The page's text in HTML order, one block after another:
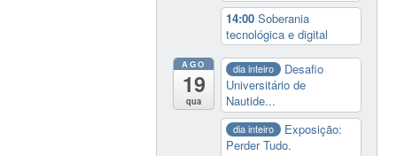
14:00Soberania
tecnológica e digital
AGO
19
qua
dia inteiro
Desafio
Universitário de
Nautide...
dia inteiro
Exposição:
Perder Tudo.